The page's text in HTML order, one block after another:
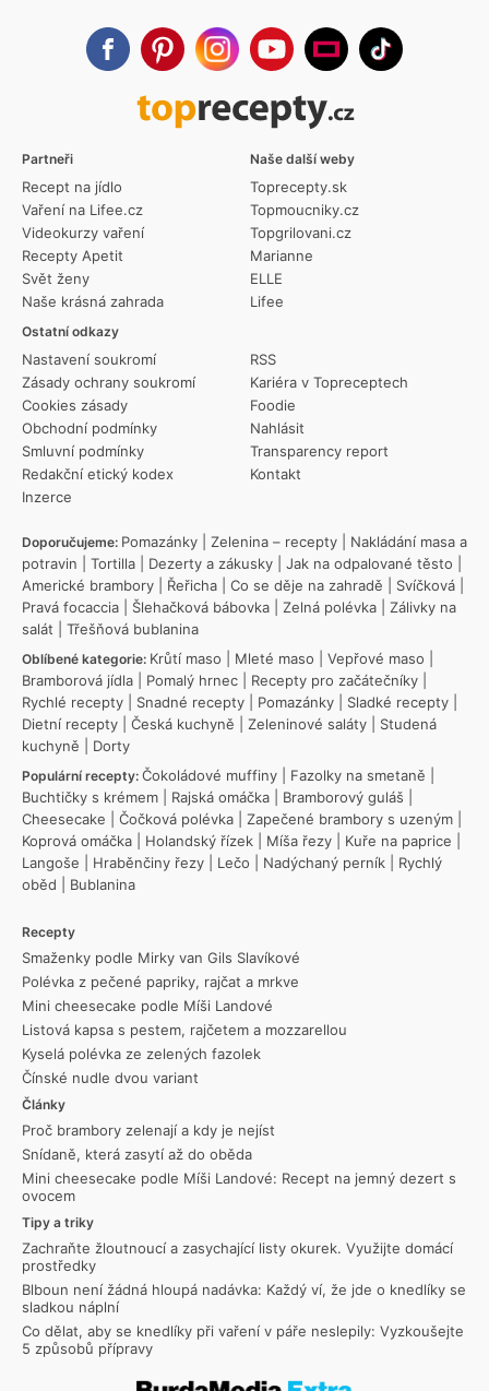
Partneři
Recept na jídlo
Vaření na Lifee.cz
Videokurzy vaření
Recepty Apetit
Svět ženy
Naše krásná zahrada
Ostatní odkazy
Nastavení soukromí
Zásady ochrany soukromí
Cookies zásady
Obchodní podmínky
Smluvní podmínky
Redakční etický kodex
Inzerce
RSS
Kariéra v Topreceptech
Foodie
Nahlásit
Transparency report
Kontakt
Naše další weby
Toprecepty.sk
Topmoucniky.cz
Topgrilovani.cz
Marianne
ELLE
Lifee
Doporučujeme: Pomazánky Zelenina – recepty
Nakládání masa a
potravin
Tortilla Dezerty a zákusky Jak na odpalované těsto
Americké brambory
Řeřicha Co se děje na zahradě Svíčková
Pravá focaccia
Šlehačková bábovka Zelná polévka
Zálivky na
salát
Třešňová bublanina
Oblíbené kategorie: Krůtí maso Mleté maso Vepřové maso
Bramborová jídla
Pomalý hrnec Recepty pro začátečníky
Rychlé recepty
Snadné recepty Pomazánky Sladké recepty
Dietní recepty
Česká kuchyně Zeleninové saláty
Studená
kuchyně
Dorty
Populární recepty: Čokoládové muffiny Fazolky na smetaně
Buchtičky s krémem
Rajská omáčka Bramborový guláš
Cheesecake
Čočková polévka Zapečené brambory s uzeným
Koprová omáčka
Holandský řízek Míša řezy Kuře na paprice
Langoše
Hraběnčiny řezy Lečo Nadýchaný perník
Rychlý
oběd
Bublanina
Recepty
Smaženky podle Mirky van Gils Slavíkové
Polévka z pečené papriky, rajčat a mrkve
Mini cheesecake podle Míši Landové
Listová kapsa s pestem, rajčetem a mozzarellou
Kyselá polévka ze zelených fazolek
Čínské nudle dvou variant
Články
Proč brambory zelenají a kdy je nejíst
Snídaně, která zasytí až do oběda
Mini cheesecake podle Míši Landové: Recept na jemný dezert s
ovocem
Tipy a triky
Zachraňte žloutnoucí a zasychající listy okurek. Využijte domácí
prostředky
Blboun není žádná hloupá nadávka: Každý ví, že jde o knedlíky se
sladkou náplní
Co dělat, aby se knedlíky při vaření v páře neslepily: Vyzkoušejte
5 způsobů přípravy